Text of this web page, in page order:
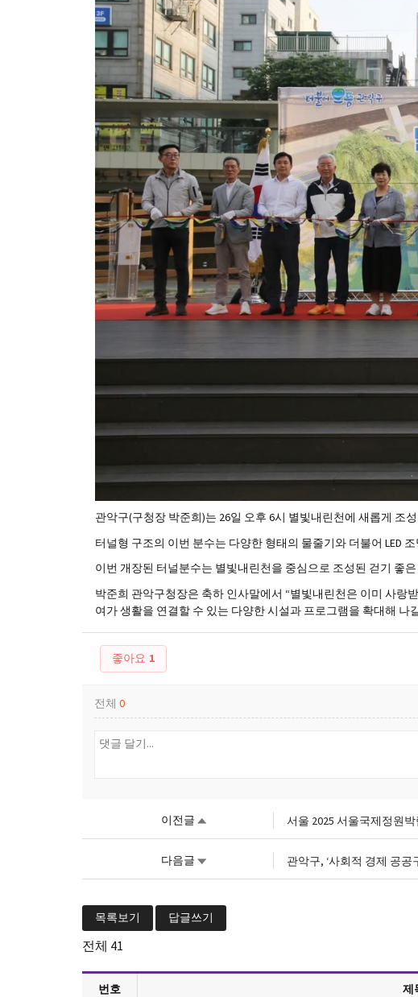
관악구(구청장 박준희)는 26일 오후 6시 별빛내린천에 새롭게 조
터널형 구조의 이번 분수는 다양한 형태의 물줄기와 더불어 LED
이번 개장된 터널분수는 별빛내린천을 중심으로 조성된 걷기 좋
박준희 관악구청장은 축하 인사말에서 “별빛내린천은 이미 사랑
여가 생활을 연결할 수 있는 다양한 시설과 프로그램을 확대해 나
좋아요 1
전체 0
이전글 서울 2025 서울국제정원
다음글 관악구, ‘사회적 경제 공공
목록보기 답글쓰기
전체 41
번호 제